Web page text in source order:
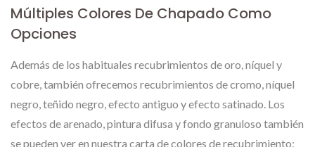
Múltiples Colores De Chapado Como
Opciones
Además de los habituales recubrimientos de oro, níquel y
cobre, también ofrecemos recubrimientos de cromo, níquel
negro, teñido negro, efecto antiguo y efecto satinado. Los
efectos de arenado, pintura difusa y fondo granuloso también
se pueden ver en nuestra carta de colores de recubrimiento;